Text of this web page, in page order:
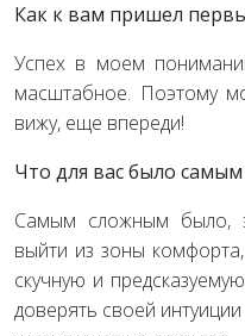
Как к вам пришел
Успех в моем
масштабное. Поэтому
вижу, еще впереди!
Что для вас было
Самым сложным было,
выйти из зоны
скучную и
доверять своей